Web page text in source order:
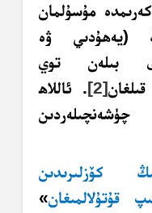
كەرىمدە مۇسۇلمان
(يەھۇدىي ۋە
بىلەن توي
قىلغان[2]. ئاللاھ
كۆزلىرىدىن
قۇتۇلالمىغان»